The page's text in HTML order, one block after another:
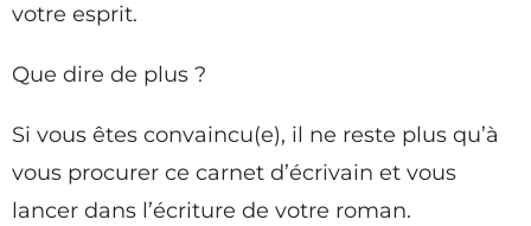
votre esprit.
Que dire de plus ?
Si vous êtes convaincu(e), il ne reste plus qu’à
vous procurer ce carnet d’écrivain et vous
lancer dans l’écriture de votre roman.